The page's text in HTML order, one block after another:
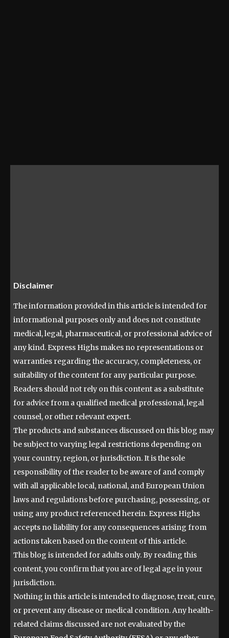
Disclaimer
The information provided in this article is intended for
informational purposes only and does not constitute
medical, legal, pharmaceutical, or professional advice of
any kind. Express Highs makes no representations or
warranties regarding the accuracy, completeness, or
suitability of the content for any particular purpose.
Readers should not rely on this content as a substitute
for advice from a qualified medical professional, legal
counsel, or other relevant expert.
The products and substances discussed on this blog may
be subject to varying legal restrictions depending on
your country, region, or jurisdiction. It is the sole
responsibility of the reader to be aware of and comply
with all applicable local, national, and European Union
laws and regulations before purchasing, possessing, or
using any product referenced herein. Express Highs
accepts no liability for any consequences arising from
actions taken based on the content of this article.
This blog is intended for adults only. By reading this
content, you confirm that you are of legal age in your
jurisdiction.
Nothing in this article is intended to diagnose, treat, cure,
or prevent any disease or medical condition. Any health-
related claims discussed are not evaluated by the